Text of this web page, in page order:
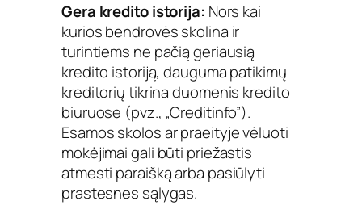
Gera kredito istorija: Nors kai
kurios bendrovės skolina ir
turintiems ne pačią geriausią
kredito istoriją, dauguma patikimų
kreditorių tikrina duomenis kredito
biuruose (pvz., „Creditinfo”).
Esamos skolos ar praeityje vėluoti
mokėjimai gali būti priežastis
atmesti paraišką arba pasiūlyti
prastesnes sąlygas.